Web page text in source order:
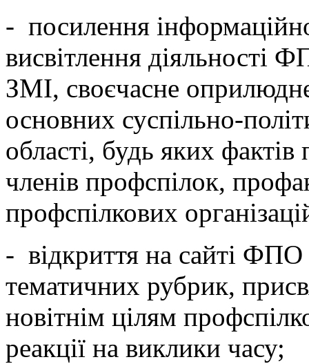
- посилення
висвітлення діяльності
ЗМІ, своєчасне
основних суспільно-
області, будь яких
членів профспілок,
профспілкових
- відкриття на сайті ФПО
тематичних рубрик,
новітнім цілям
реакції на виклики часу;